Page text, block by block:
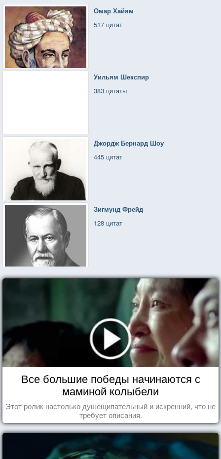
Омар Хайям
517 цитат
Уильям Шекспир
383 цитаты
Джордж Бернард Шоу
445 цитат
Зигмунд Фрейд
128 цитат
Все большие победы начинаются с
маминой колыбели
Этот ролик настолько душещипательный и искренний, что не
требует описания.